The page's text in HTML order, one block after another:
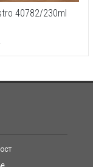
40782/230ml